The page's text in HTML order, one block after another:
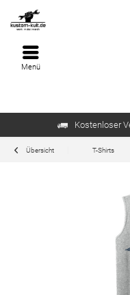
Kostenloser
Menü
Übersicht T-Shirts